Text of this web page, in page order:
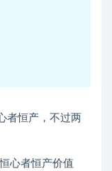
者恒产，不过两
心者恒产价值